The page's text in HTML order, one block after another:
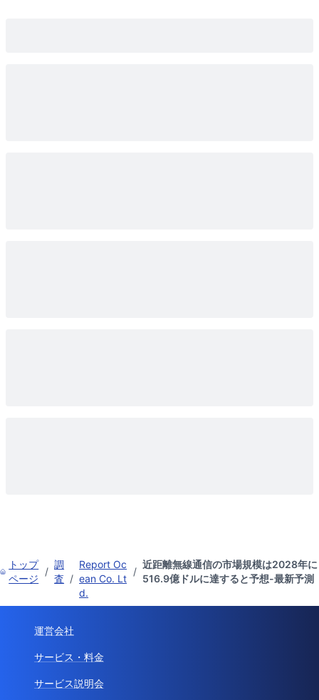
トップ
ページ
/
調
査 /
Report Oc
ean Co. Lt
d.
/
近距離無線通信の市場規模は2028年に
516.9億ドルに達すると予想-最新予測
運営会社
サービス・料金
サービス説明会